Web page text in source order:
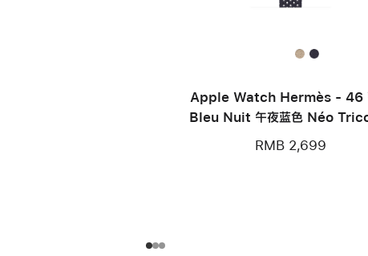
Apple Watch Hermès - 46
Bleu Nuit 午夜蓝色 Néo
RMB 2,699